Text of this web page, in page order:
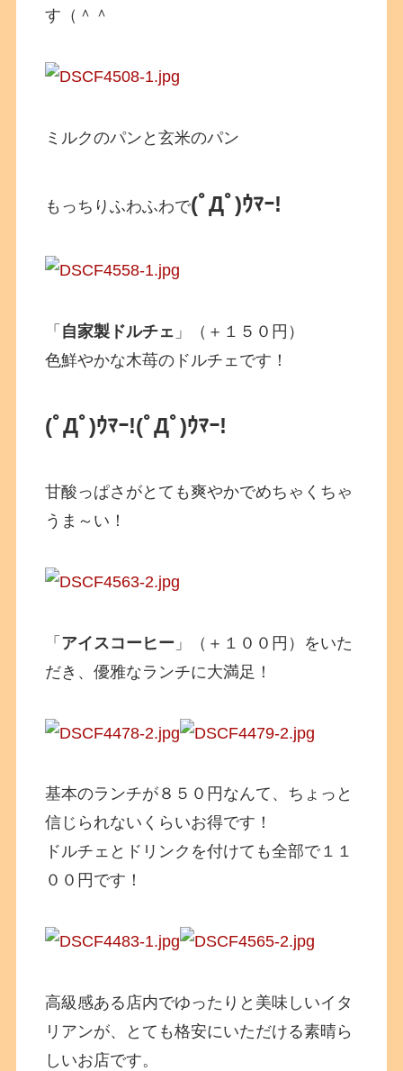
す（＾＾
ミルクのパンと玄米のパン
もっちりふわふわで(ﾟДﾟ)ｳﾏｰ!
「 自家製ドルチェ 」（＋１５０円）
色鮮やかな木苺のドルチェです！
(ﾟДﾟ)ｳﾏｰ!(ﾟДﾟ)ｳﾏｰ!
甘酸っぱさがとても爽やかでめちゃくちゃ
うま～い！
「 アイスコーヒー 」（＋１００円）をいた
だき、優雅なランチに大満足！
基本のランチが８５０円なんて、ちょっと
信じられないくらいお得です！
ドルチェとドリンクを付けても全部で１１
００円です！
高級感ある店内でゆったりと美味しいイタ
リアンが、とても格安にいただける素晴ら
しいお店です。